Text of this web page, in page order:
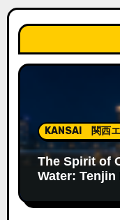
シ
ン
KANSAI 関西
The Spirit of
Water: Tenjin